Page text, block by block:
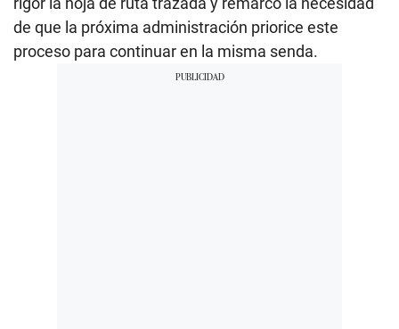
de que la próxima administración priorice este
proceso para continuar en la misma senda.